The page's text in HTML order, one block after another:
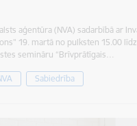
aģentūra (NVA) sadarbībā ar
19. martā no pulksten 15.00
semināru “Brīvprātīgais…
Sabiedrība